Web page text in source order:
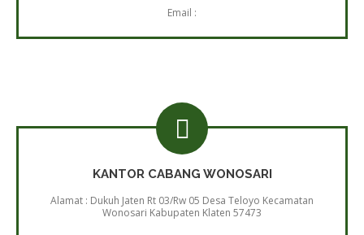
Email :
KANTOR CABANG WONOSARI
Alamat : Dukuh Jaten Rt 03/Rw 05 Desa Teloyo Kecamatan
Wonosari Kabupaten Klaten 57473